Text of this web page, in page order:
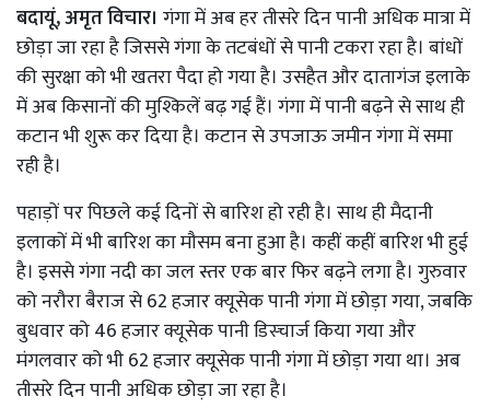
बदायूं, अमृत विचार। गंगा में अब हर तीसरे दिन पानी अधिक मात्रा में
छोड़ा जा रहा है जिससे गंगा के तटबंधों से पानी टकरा रहा है। बांधों
की सुरक्षा को भी खतरा पैदा हो गया है। उसहैत और दातागंज इलाके
में अब किसानों की मुश्किलें बढ़ गई हैं। गंगा में पानी बढ़ने से साथ ही
कटान भी शुरू कर दिया है। कटान से उपजाऊ जमीन गंगा में समा
रही है।
पहाड़ों पर पिछले कई दिनों से बारिश हो रही है। साथ ही मैदानी
इलाकों में भी बारिश का मौसम बना हुआ है। कहीं कहीं बारिश भी हुई
है। इससे गंगा नदी का जल स्तर एक बार फिर बढ़ने लगा है। गुरुवार
को नरौरा बैराज से 62 हजार क्यूसेक पानी गंगा में छोड़ा गया, जबकि
बुधवार को 46 हजार क्यूसेक पानी डिस्चार्ज किया गया और
मंगलवार को भी 62 हजार क्यूसेक पानी गंगा में छोड़ा गया था। अब
तीसरे दिन पानी अधिक छोड़ा जा रहा है।